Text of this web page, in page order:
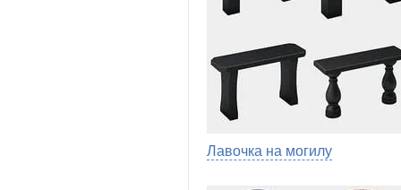
Лавочка на могилу